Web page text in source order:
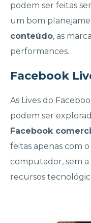
podem ser feitas
um bom
conteúdo, as
performances.
Facebook
As Lives do
podem ser
Facebook
feitas apenas com
computador, sem a
recursos